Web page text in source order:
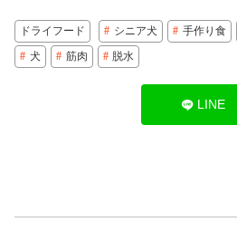
ドライフード シニア犬 手作り食
犬
筋肉 脱水
LINE